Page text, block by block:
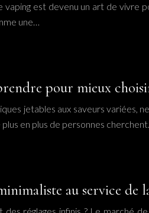
est devenu un art de vivre
une…
pour mieux
jetables aux saveurs variées,
en plus de personnes
au service de